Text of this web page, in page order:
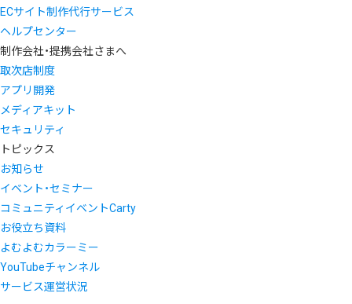
ECサイト制作代行サービス
ヘルプセンター
制作会社・提携会社さまへ
取次店制度
アプリ開発
メディアキット
セキュリティ
トピックス
お知らせ
イベント・セミナー
コミュニティイベントCarty
お役立ち資料
よむよむカラーミー
YouTubeチャンネル
サービス運営状況